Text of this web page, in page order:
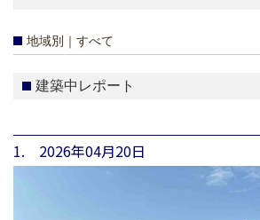
地域別｜すべて
建築中レポート
1. 2026年04月20日